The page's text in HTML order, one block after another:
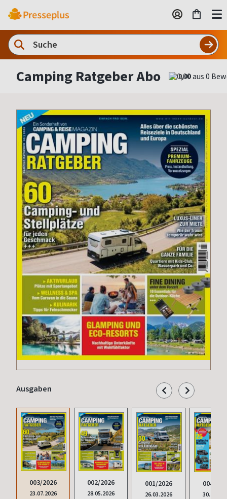
Camping Ratgeber Abo 0,00
Ausgaben
003/2026
23.07.2026
002/2026
28.05.2026
001/2026
26.03.2026
004/